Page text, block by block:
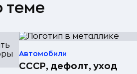
теме
Автомобили
СССР, дефолт, уход